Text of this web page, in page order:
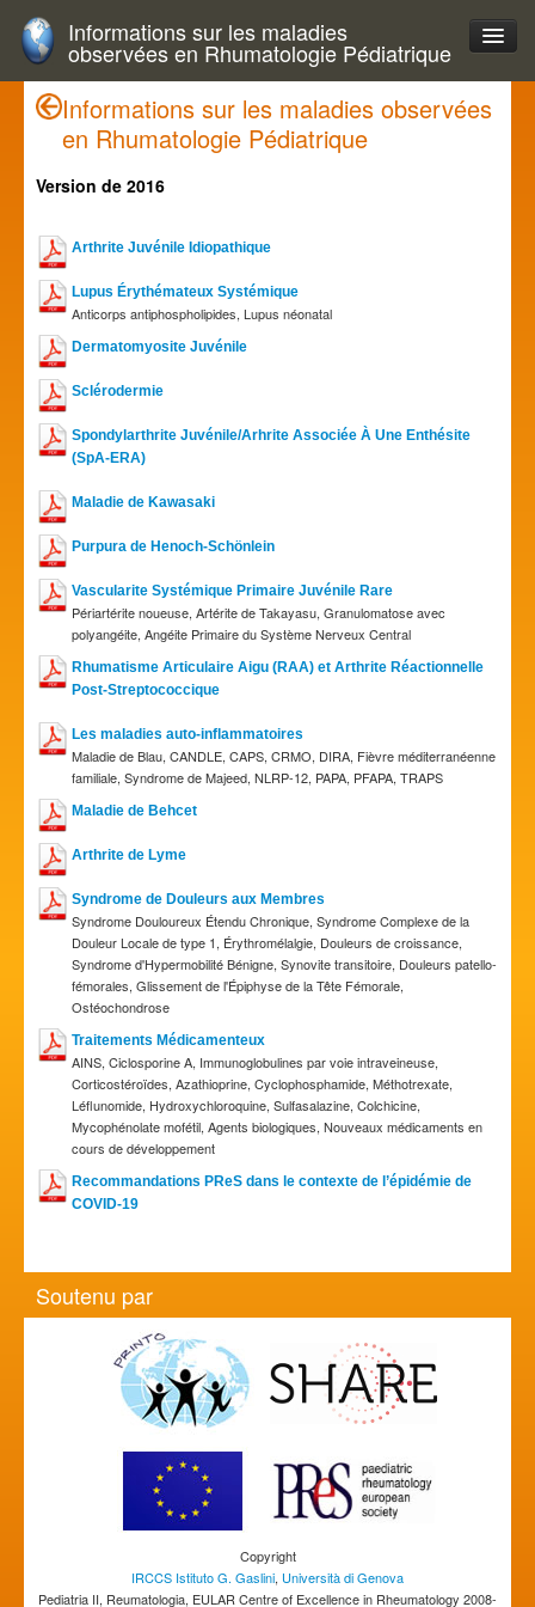
Informations sur les maladies
observées en Rhumatologie Pédiatrique
Informations sur les maladies observées
en Rhumatologie Pédiatrique
Version de 2016
Arthrite Juvénile Idiopathique
Lupus Érythémateux Systémique
Anticorps antiphospholipides, Lupus néonatal
Dermatomyosite Juvénile
Sclérodermie
Spondylarthrite Juvénile/Arhrite Associée À Une Enthésite
(SpA-ERA)
Maladie de Kawasaki
Purpura de Henoch-Schönlein
Vascularite Systémique Primaire Juvénile Rare
Périartérite noueuse, Artérite de Takayasu, Granulomatose avec
polyangéite, Angéite Primaire du Système Nerveux Central
Rhumatisme Articulaire Aigu (RAA) et Arthrite Réactionnelle
Post-Streptococcique
Les maladies auto-inflammatoires
Maladie de Blau, CANDLE, CAPS, CRMO, DIRA, Fièvre méditerranéenne
familiale, Syndrome de Majeed, NLRP-12, PAPA, PFAPA, TRAPS
Maladie de Behcet
Arthrite de Lyme
Syndrome de Douleurs aux Membres
Syndrome Douloureux Étendu Chronique, Syndrome Complexe de la
Douleur Locale de type 1, Érythromélalgie, Douleurs de croissance,
Syndrome d'Hypermobilité Bénigne, Synovite transitoire, Douleurs patello-
fémorales, Glissement de l'Épiphyse de la Tête Fémorale,
Ostéochondrose
Traitements Médicamenteux
AINS, Ciclosporine A, Immunoglobulines par voie intraveineuse,
Corticostéroïdes, Azathioprine, Cyclophosphamide, Méthotrexate,
Léflunomide, Hydroxychloroquine, Sulfasalazine, Colchicine,
Mycophénolate mofétil, Agents biologiques, Nouveaux médicaments en
cours de développement
Recommandations PReS dans le contexte de l’épidémie de
COVID-19
Soutenu par
Copyright
IRCCS Istituto G. Gaslini, Università di Genova
Pediatria II, Reumatologia, EULAR Centre of Excellence in Rheumatology 2008-